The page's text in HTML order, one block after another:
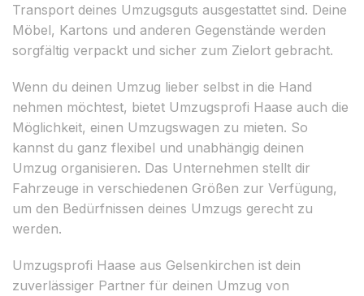
Transport deines Umzugsguts ausgestattet sind. Deine
Möbel, Kartons und anderen Gegenstände werden
sorgfältig verpackt und sicher zum Zielort gebracht.
Wenn du deinen Umzug lieber selbst in die Hand
nehmen möchtest, bietet Umzugsprofi Haase auch die
Möglichkeit, einen Umzugswagen zu mieten. So
kannst du ganz flexibel und unabhängig deinen
Umzug organisieren. Das Unternehmen stellt dir
Fahrzeuge in verschiedenen Größen zur Verfügung,
um den Bedürfnissen deines Umzugs gerecht zu
werden.
Umzugsprofi Haase aus Gelsenkirchen ist dein
zuverlässiger Partner für deinen Umzug von